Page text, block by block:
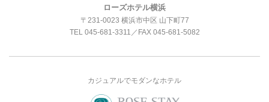
ローズホテル横浜
〒231-0023 横浜市中区 山下町77
TEL 045-681-3311 ／FAX 045-681-5082
カジュアルでモダンなホテル